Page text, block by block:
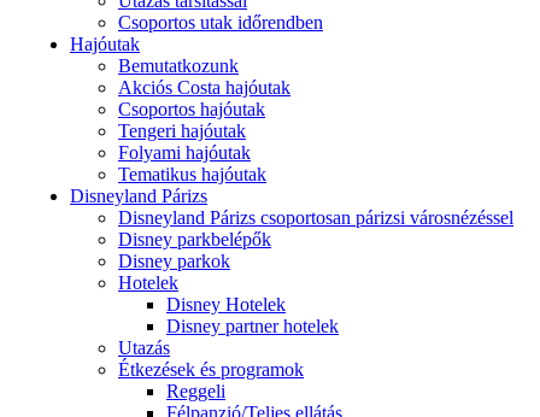
Csoportos utak időrendben
Hajóutak
Bemutatkozunk
Akciós Costa hajóutak
Csoportos hajóutak
Tengeri hajóutak
Folyami hajóutak
Tematikus hajóutak
Disneyland Párizs
Disneyland Párizs csoportosan párizsi városnézéssel
Disney parkbelépők
Disney parkok
Hotelek
Disney Hotelek
Disney partner hotelek
Utazás
Étkezések és programok
Reggeli
Félpanzió/Teljes ellátás